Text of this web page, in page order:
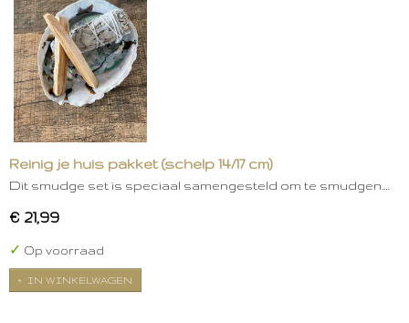
Reinig je huis pakket (schelp 14/17 cm)
Dit smudge set is speciaal samengesteld om te smudgen.…
€ 21,99
✓ Op voorraad
IN WINKELWAGEN